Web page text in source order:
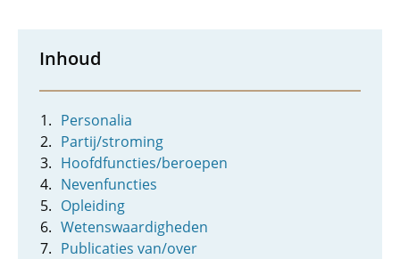
Inhoud
Personalia
Partij/stroming
Hoofdfuncties/beroepen
Nevenfuncties
Opleiding
Wetenswaardigheden
Publicaties van/over